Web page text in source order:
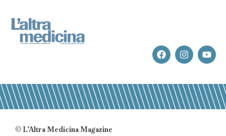
© L’Altra Medicina Magazine